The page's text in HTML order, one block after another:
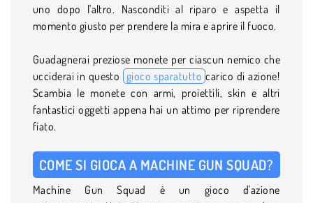
uno dopo l'altro. Nasconditi al riparo e aspetta il
momento giusto per prendere la mira e aprire il fuoco.
Guadagnerai preziose monete per ciascun nemico che
ucciderai in questo gioco sparatutto carico di azione!
Scambia le monete con armi, proiettili, skin e altri
fantastici oggetti appena hai un attimo per riprendere
fiato.
COME SI GIOCA A MACHINE GUN SQUAD?
Machine Gun Squad è un gioco d'azione